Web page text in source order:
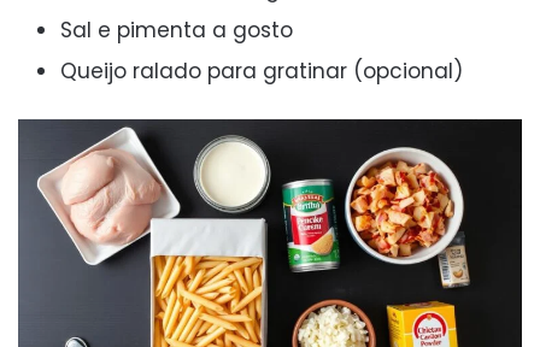
Sal e pimenta a gosto
Queijo ralado para gratinar (opcional)